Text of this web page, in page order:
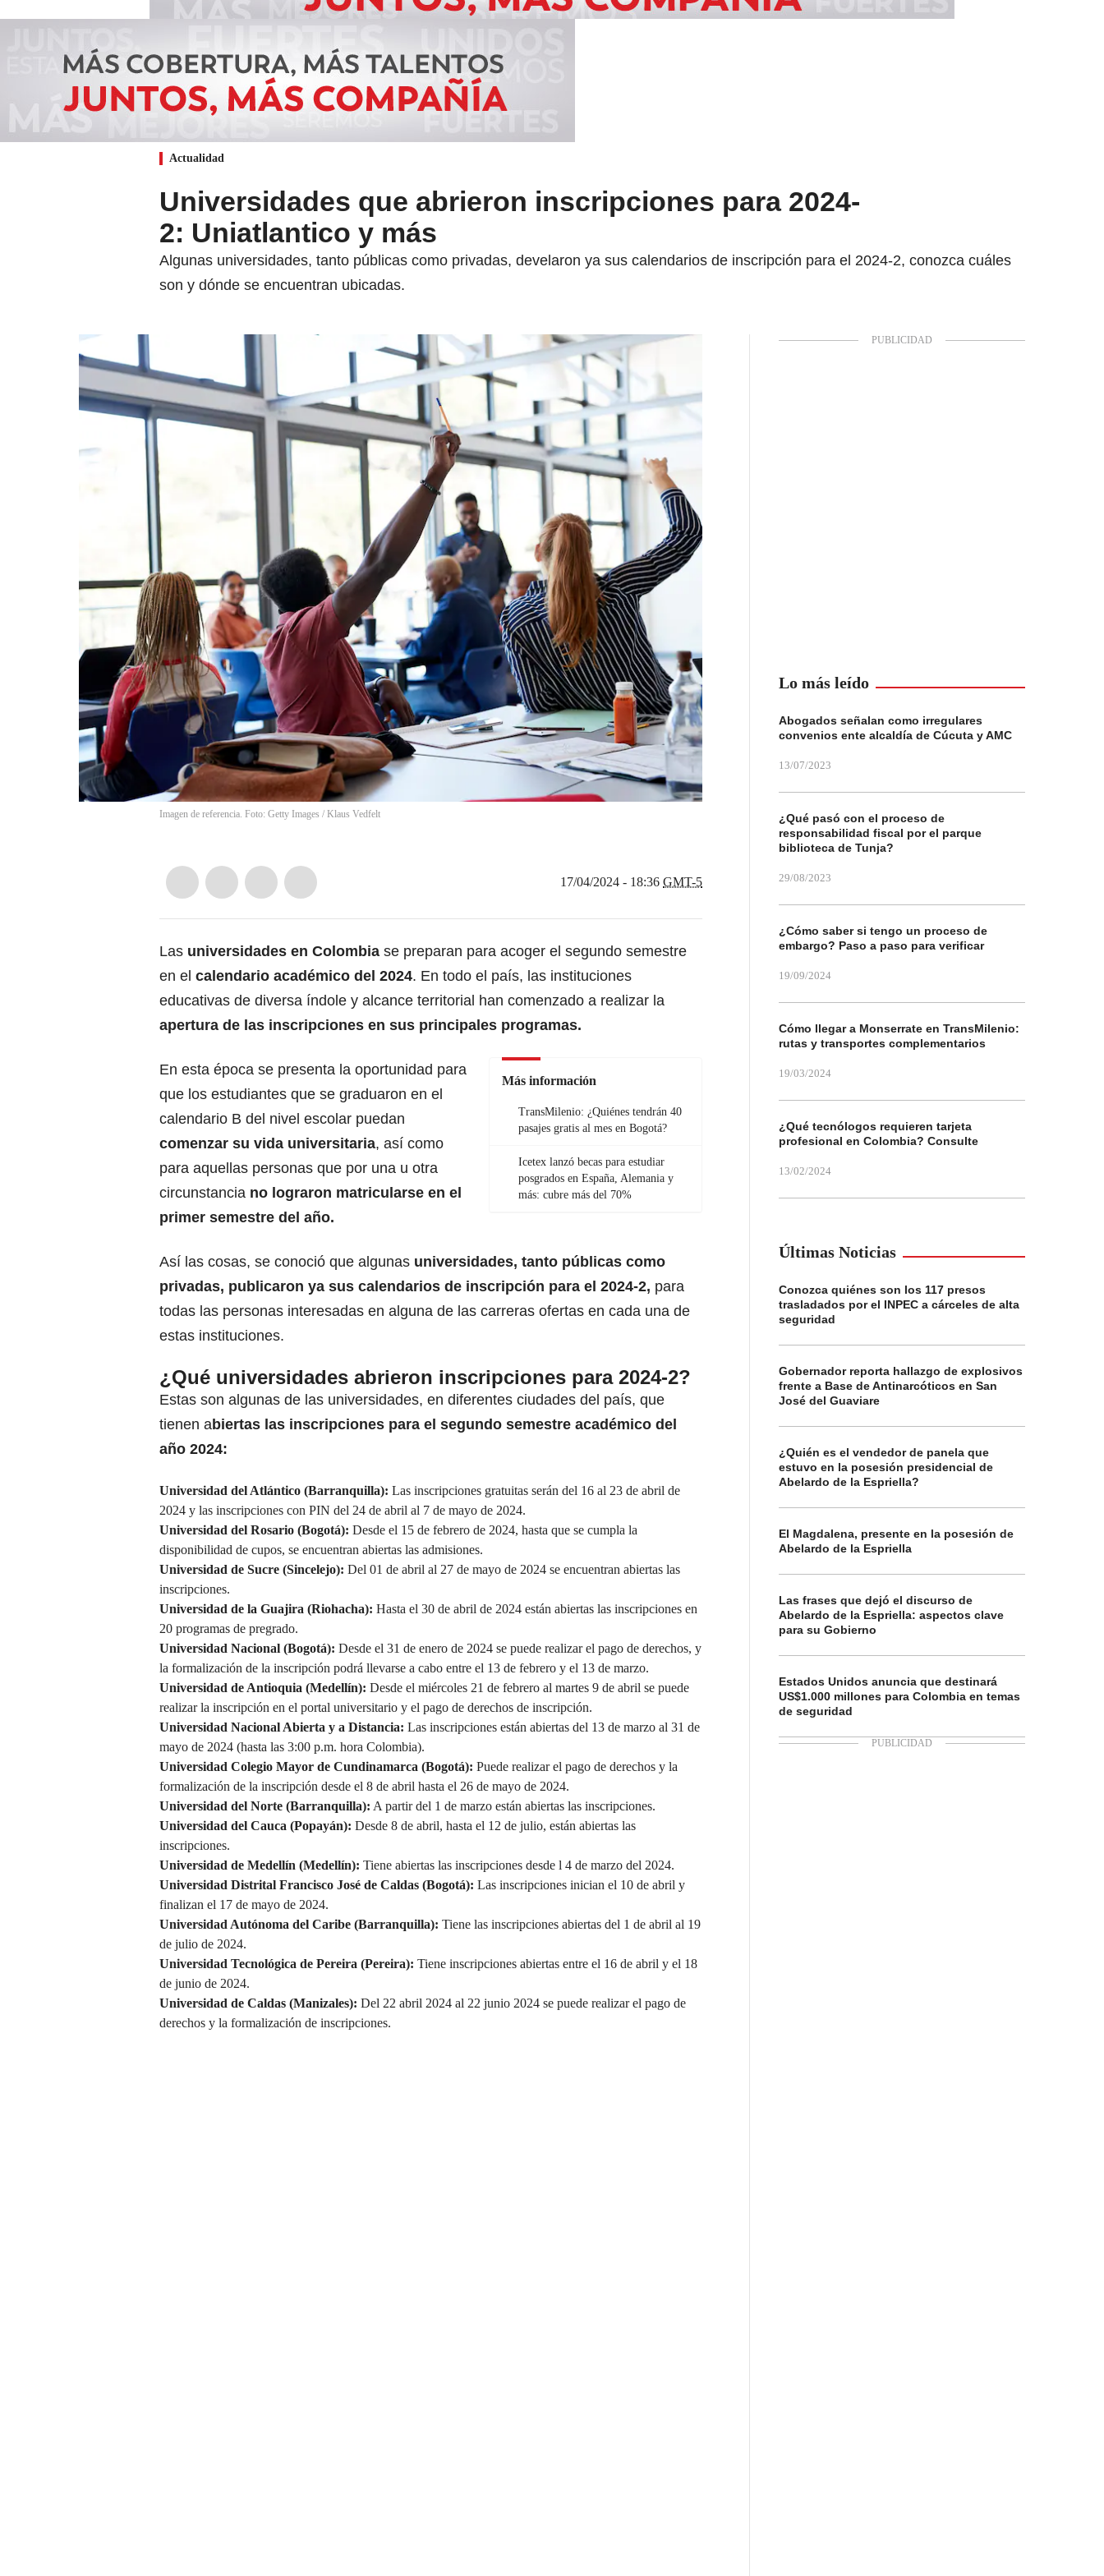
Actualidad
Universidades que abrieron inscripciones para 2024-
2: Uniatlantico y más
Algunas universidades, tanto públicas como privadas, develaron ya sus calendarios de inscripción para el 2024-2, conozca cuáles
son y dónde se encuentran ubicadas.
Imagen de referencia. Foto: Getty Images / Klaus Vedfelt
17/04/2024 - 18:36 GMT-5
Las universidades en Colombia se preparan para acoger el segundo semestre
en el calendario académico del 2024. En todo el país, las instituciones
educativas de diversa índole y alcance territorial han comenzado a realizar la
apertura de las inscripciones en sus principales programas.
Más información
TransMilenio: ¿Quiénes tendrán 40
pasajes gratis al mes en Bogotá?
Icetex lanzó becas para estudiar
posgrados en España, Alemania y
más: cubre más del 70%
En esta época se presenta la oportunidad para
que los estudiantes que se graduaron en el
calendario B del nivel escolar puedan
comenzar su vida universitaria, así como
para aquellas personas que por una u otra
circunstancia no lograron matricularse en el
primer semestre del año.
Así las cosas, se conoció que algunas universidades, tanto públicas como
privadas, publicaron ya sus calendarios de inscripción para el 2024-2, para
todas las personas interesadas en alguna de las carreras ofertas en cada una de
estas instituciones.
¿Qué universidades abrieron inscripciones para 2024-2?
Estas son algunas de las universidades, en diferentes ciudades del país, que
tienen abiertas las inscripciones para el segundo semestre académico del
año 2024:
Universidad del Atlántico (Barranquilla): Las inscripciones gratuitas serán del 16 al 23 de abril de
2024 y las inscripciones con PIN del 24 de abril al 7 de mayo de 2024.
Universidad del Rosario (Bogotá): Desde el 15 de febrero de 2024, hasta que se cumpla la
disponibilidad de cupos, se encuentran abiertas las admisiones.
Universidad de Sucre (Sincelejo): Del 01 de abril al 27 de mayo de 2024 se encuentran abiertas las
inscripciones.
Universidad de la Guajira (Riohacha): Hasta el 30 de abril de 2024 están abiertas las inscripciones en
20 programas de pregrado.
Universidad Nacional (Bogotá): Desde el 31 de enero de 2024 se puede realizar el pago de derechos, y
la formalización de la inscripción podrá llevarse a cabo entre el 13 de febrero y el 13 de marzo.
Universidad de Antioquia (Medellín): Desde el miércoles 21 de febrero al martes 9 de abril se puede
realizar la inscripción en el portal universitario y el pago de derechos de inscripción.
Universidad Nacional Abierta y a Distancia: Las inscripciones están abiertas del 13 de marzo al 31 de
mayo de 2024 (hasta las 3:00 p.m. hora Colombia).
Universidad Colegio Mayor de Cundinamarca (Bogotá): Puede realizar el pago de derechos y la
formalización de la inscripción desde el 8 de abril hasta el 26 de mayo de 2024.
Universidad del Norte (Barranquilla): A partir del 1 de marzo están abiertas las inscripciones.
Universidad del Cauca (Popayán): Desde 8 de abril, hasta el 12 de julio, están abiertas las
inscripciones.
Universidad de Medellín (Medellín): Tiene abiertas las inscripciones desde l 4 de marzo del 2024.
Universidad Distrital Francisco José de Caldas (Bogotá): Las inscripciones inician el 10 de abril y
finalizan el 17 de mayo de 2024.
Universidad Autónoma del Caribe (Barranquilla): Tiene las inscripciones abiertas del 1 de abril al 19
de julio de 2024.
Universidad Tecnológica de Pereira (Pereira): Tiene inscripciones abiertas entre el 16 de abril y el 18
de junio de 2024.
Universidad de Caldas (Manizales): Del 22 abril 2024 al 22 junio 2024 se puede realizar el pago de
derechos y la formalización de inscripciones.
Lo más leído
Abogados señalan como irregulares
convenios ente alcaldía de Cúcuta y AMC
13/07/2023
¿Qué pasó con el proceso de
responsabilidad fiscal por el parque
biblioteca de Tunja?
29/08/2023
¿Cómo saber si tengo un proceso de
embargo? Paso a paso para verificar
19/09/2024
Cómo llegar a Monserrate en TransMilenio:
rutas y transportes complementarios
19/03/2024
¿Qué tecnólogos requieren tarjeta
profesional en Colombia? Consulte
13/02/2024
Últimas Noticias
Conozca quiénes son los 117 presos
trasladados por el INPEC a cárceles de alta
seguridad
Gobernador reporta hallazgo de explosivos
frente a Base de Antinarcóticos en San
José del Guaviare
¿Quién es el vendedor de panela que
estuvo en la posesión presidencial de
Abelardo de la Espriella?
El Magdalena, presente en la posesión de
Abelardo de la Espriella
Las frases que dejó el discurso de
Abelardo de la Espriella: aspectos clave
para su Gobierno
Estados Unidos anuncia que destinará
US$1.000 millones para Colombia en temas
de seguridad